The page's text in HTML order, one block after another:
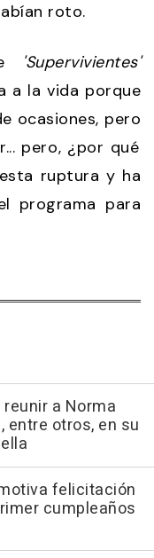
roto.
'Supervivientes'
a la vida porque
ocasiones, pero
pero, ¿por qué
ruptura y ha
programa para
a Norma
entre otros, en su
felicitación
cumpleaños